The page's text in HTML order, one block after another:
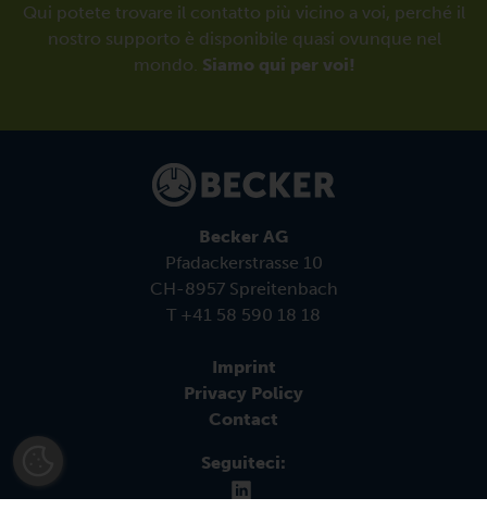
Qui potete trovare il contatto più vicino a voi, perché il
nostro supporto è disponibile quasi ovunque nel
mondo. Siamo qui per voi!
Becker AG
Pfadackerstrasse 10
CH-8957 Spreitenbach
T +41 58 590 18 18
Imprint
Privacy Policy
Contact
Seguiteci: